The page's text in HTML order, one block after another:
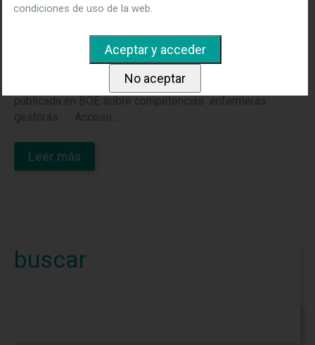
enfermeros gestores y líderes en cuidados de salud, es
el título del trabajo llevado a cabo y publicado por ANDE y
el Consejo General de Enfermería. Acceso ANDE al
documento completo. Acceso CGE a la resolución
publicada en BOE sobre competencias enfermeras
gestoras. Acceso…
Leer más
buscar
condiciones de uso de la web.